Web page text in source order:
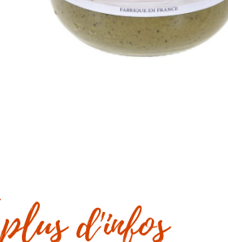
produits
plus d'infos